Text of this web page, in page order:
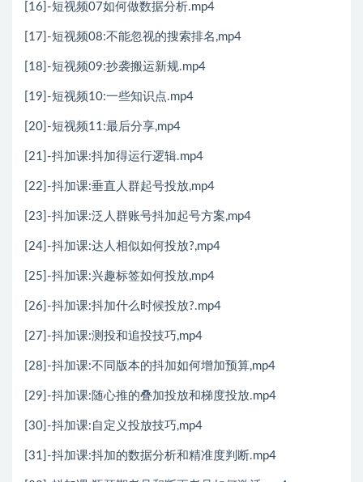
[16]-短视频07如何做数据分析.mp4
[17]-短视频08:不能忽视的搜索排名,mp4
[18]-短视频09:抄袭搬运新规.mp4
[19]-短视频10:一些知识点.mp4
[20]-短视频11:最后分享,mp4
[21]-抖加课:抖加得运行逻辑.mp4
[22]-抖加课:垂直人群起号投放,mp4
[23]-抖加课:泛人群账号抖加起号方案,mp4
[24]-抖加课:达人相似如何投放?,mp4
[25]-抖加课:兴趣标签如何投放,mp4
[26]-抖加课:抖加什么时候投放?.mp4
[27]-抖加课:测投和追投技巧,mp4
[28]-抖加课:不同版本的抖加如何增加预算,mp4
[29]-抖加课:随心推的叠加投放和梯度投放.mp4
[30]-抖加课:自定义投放技巧,mp4
[31]-抖加课:抖加的数据分析和精准度判断.mp4